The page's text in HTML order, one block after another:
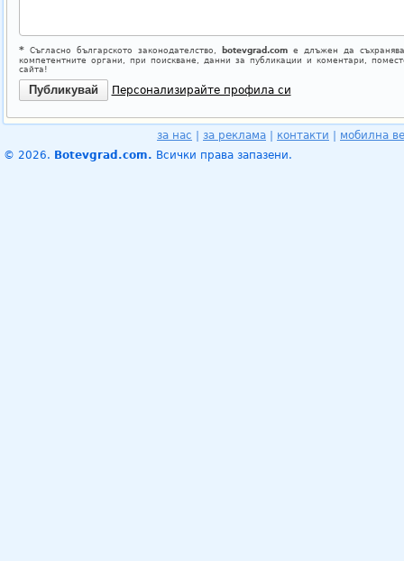
*Съгласно българското законодателство, botevgrad.comе длъжен да
компетентните органи, при поискване, данни за публикации и коментари,
сайта!
Персонализирайте профила си
за нас за реклама контакти
мобилна
© 2026. Botevgrad.com. Всички права запазени.